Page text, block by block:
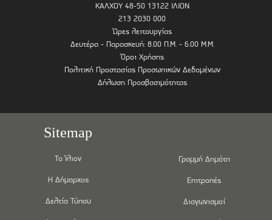
ΚΑΛΧΟΥ 48-50 13122 ΙΛΙΟΝ
213 2030 000
Ώρες λειτουργίας
Δευτέρα - Παρασκευή: 8.00 Π.Μ. - 6.00 Μ.Μ.
Όροι Χρήσης
Πολιτική Προστασίας Προσωπικών Δεδομένων
Δήλωση Προσβασιμότητας
Sitemap
Το Ίλιον
Η Δήμαρχος
Δελτία Τύπου
Γραμμή Δημότη
Επιτροπές
Διαγωνισμοί